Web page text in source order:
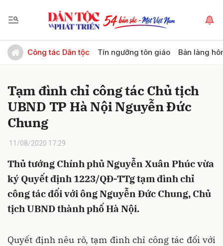
Công tác Dân tộc Tín ngưỡng tôn giáo Bản làng
Tạm đình chỉ công tác Chủ tịch
UBND TP Hà Nội Nguyễn Đức
Chung
11/08/2020 17:29
Thủ tướng Chính phủ Nguyễn Xuân Phúc vừa
ký Quyết định 1223/QĐ-TTg tạm đình chỉ
công tác đối với ông Nguyễn Đức Chung, Chủ
tịch UBND thành phố Hà Nội.
Quyết định nêu rõ, tạm đình chỉ công tác đối với
Gửi bình luận